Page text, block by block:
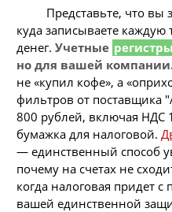
Представьте, что
куда записываете каждую
денег. Учетные регистры
но для вашей
не «купил кофе», а
фильтров от поставщика
800 рублей, включая НДС
бумажка для налоговой.
— единственный способ
почему на счетах не
когда налоговая придет с
вашей единственной